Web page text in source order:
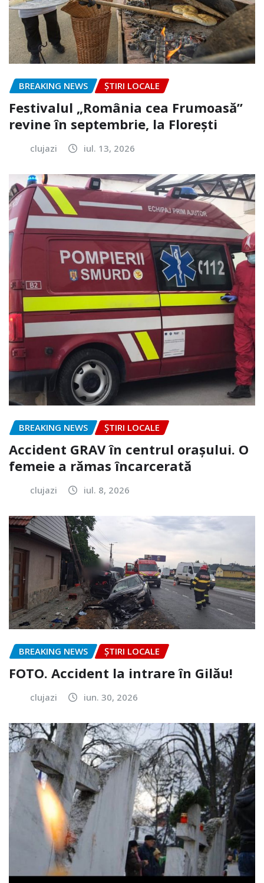
BREAKING NEWS ȘTIRI LOCALE
Festivalul „România cea Frumoasă”
revine în septembrie, la Florești
clujazi iul. 13, 2026
BREAKING NEWS ȘTIRI LOCALE
Accident GRAV în centrul orașului. O
femeie a rămas încarcerată
clujazi iul. 8, 2026
BREAKING NEWS ȘTIRI LOCALE
FOTO. Accident la intrare în Gilău!
clujazi iun. 30, 2026